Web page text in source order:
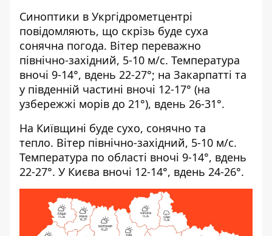
Синоптики в Укргідрометцентрі
повідомляють, що скрізь буде суха
сонячна погода. Вітер переважно
північно-західний, 5-10 м/с. Температура
вночі 9-14°, вдень 22-27°; на Закарпатті та
у південній частині вночі 12-17° (на
узбережжі морів до 21°), вдень 26-31°.
На Київщині буде сухо, сонячно та
тепло. Вітер північно-західний, 5-10 м/с.
Температура по області вночі 9-14°, вдень
22-27°. У Києва вночі 12-14°, вдень 24-26°.